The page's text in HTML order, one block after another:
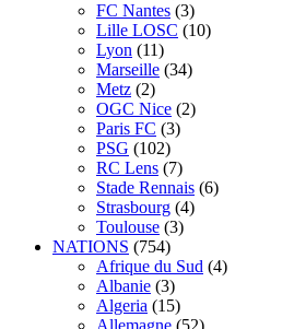
FC Nantes (3)
Lille LOSC (10)
Lyon (11)
Marseille (34)
Metz (2)
OGC Nice (2)
Paris FC (3)
PSG (102)
RC Lens (7)
Stade Rennais (6)
Strasbourg (4)
Toulouse (3)
NATIONS (754)
Afrique du Sud (4)
Albanie (3)
Algeria (15)